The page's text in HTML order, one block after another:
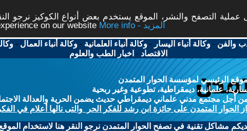
التصفح والنشر، الموقع يستخدم بعض أنواع الكوكيز نرجو
on our website
More info - المزيد
والفن -وكالة أنباء اليسار -وكالة أنباء العلمانية -وكالة أنباء العمال -
الاقتصاد - اخبار الطب والعلوم
الرئيسي لمؤسسة الحوار المتمدن
علمانية، ديمقراطية، تطوعية وغير ربحية
أجل مجتمع مدني علماني ديمقراطي حديث يضمن الحرية والعدالة
الحوار المتمدن على جائزة ابن رشد للفكر الحر والتى نالها أعلام في
لديكم مشاكل تقنية في تصفح الحوار المتمدن نرجو النقر هنا لاستخدام